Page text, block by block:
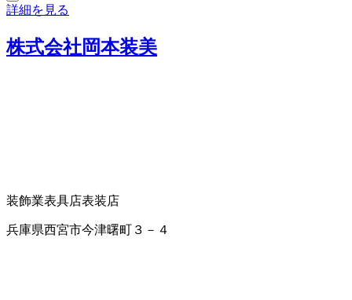
詳細を見る
株式会社岡本装美
装飾業表具店表装店
兵庫県西宮市今津曙町３－４